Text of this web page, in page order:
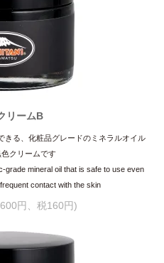
リームB
きる、化粧品グレードのミネラルオイル
クリームです
grade mineral oil that is safe to use even
contact with the skin
円、税160円)